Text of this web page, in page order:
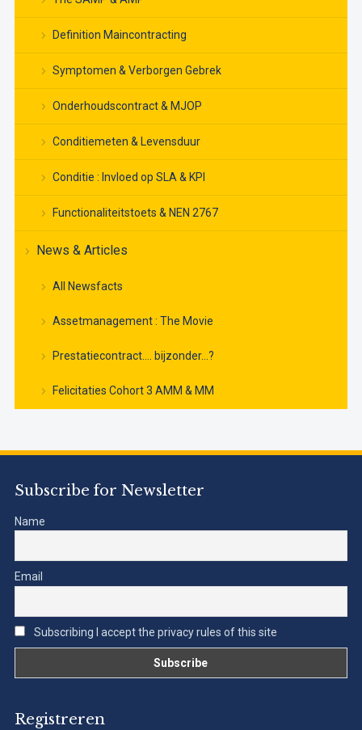
Definition Maincontracting
Symptomen & Verborgen Gebrek
Onderhoudscontract & MJOP
Conditiemeten & Levensduur
Conditie : Invloed op SLA & KPI
Functionaliteitstoets & NEN 2767
News & Articles
All Newsfacts
Assetmanagement : The Movie
Prestatiecontract…. bijzonder…?
Felicitaties Cohort 3 AMM & MM
Subscribe for Newsletter
Name
Email
Subscribing I accept the privacy rules of this site
Registreren